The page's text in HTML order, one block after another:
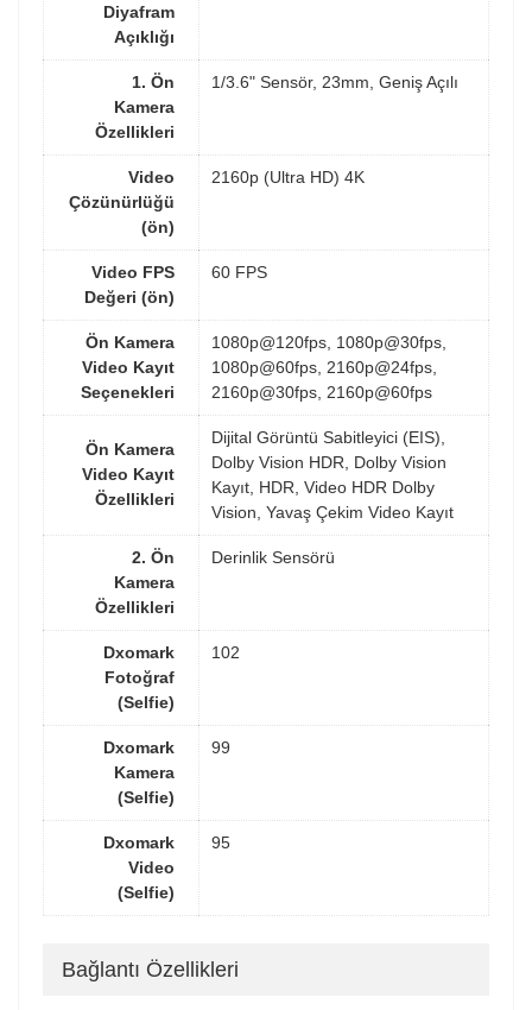
Diyafram
Açıklığı
1. Ön
Kamera
Özellikleri
1/3.6" Sensör, 23mm, Geniş Açılı
Video
Çözünürlüğü
(ön)
2160p (Ultra HD) 4K
Video FPS
Değeri (ön)
60 FPS
Ön Kamera
Video Kayıt
Seçenekleri
1080p@120fps, 1080p@30fps,
1080p@60fps, 2160p@24fps,
2160p@30fps, 2160p@60fps
Ön Kamera
Video Kayıt
Özellikleri
Dijital Görüntü Sabitleyici (EIS),
Dolby Vision HDR, Dolby Vision
Kayıt, HDR, Video HDR Dolby
Vision, Yavaş Çekim Video Kayıt
2. Ön
Kamera
Özellikleri
Derinlik Sensörü
Dxomark
Fotoğraf
(Selfie)
102
Dxomark
Kamera
(Selfie)
99
Dxomark
Video
(Selfie)
95
Bağlantı Özellikleri